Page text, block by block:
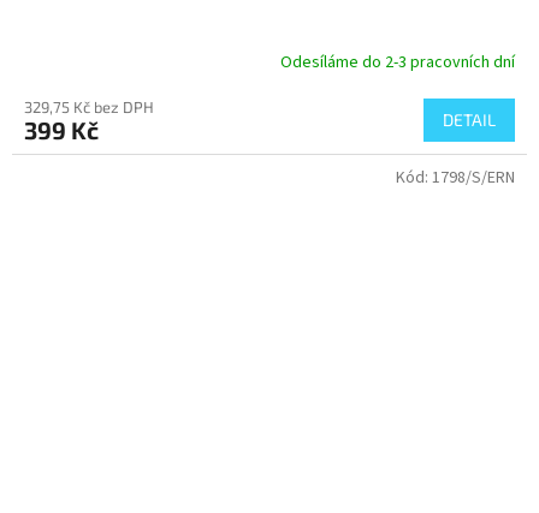
produktu
je
4,5
Odesíláme do 2-3 pracovních dní
329,75 Kč bez DPH
399 Kč DETAIL
Kód: 1798/S/ERN